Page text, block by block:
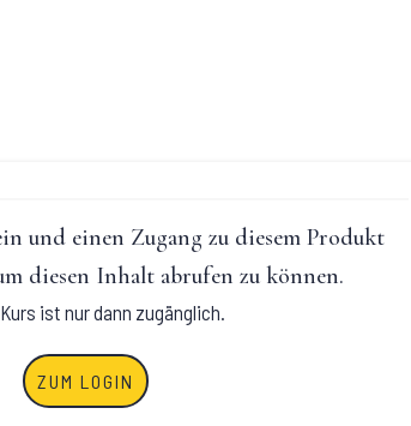
und einen Zugang zu diesem Produkt
diesen Inhalt abrufen zu können.
ist nur dann zugänglich.
ZUM LOGIN